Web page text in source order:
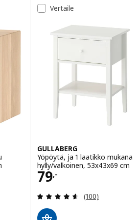
tähteä. Arvostelut yhteensä:
Vertaile
GULLABERG
Yöpöytä, ja 1 laatikko mukana
hylly/valkoinen, 53x43x69 cm
79,-
Hinta 79,-
Arvio: 4.6 / 5
(100)